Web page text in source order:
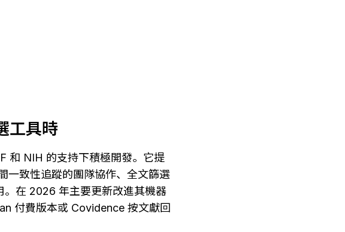
工具時
和 NIH 的支持下積極開發。它提
一致性追蹤的團隊協作、全文篩選
在 2026 年主要更新改進其機器
付費版本或 Covidence 按文獻回